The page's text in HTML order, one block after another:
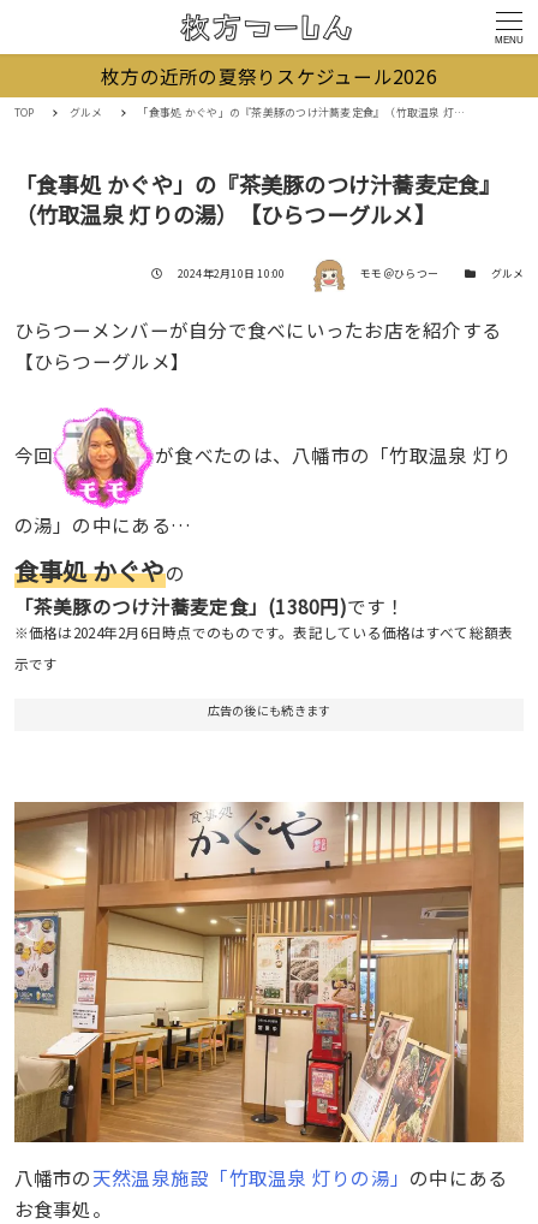
MENU
枚方の近所の夏祭りスケジュール2026
TOP グルメ 「食事処 かぐや」の『茶美豚のつけ汁蕎麦定食』（竹取温泉 灯りの湯）【ひらつーグルメ】
「食事処 かぐや」の『茶美豚のつけ汁蕎麦定食』
（竹取温泉 灯りの湯）【ひらつーグルメ】
投稿日
2024年2月10日 10:00 著者 モモ＠ひらつー カテゴリー
グルメ
ひらつーメンバーが自分で食べにいったお店を紹介する
【ひらつーグルメ】
今回 が食べたのは、八幡市の「竹取温泉 灯り
の湯」の中にある…
食事処 かぐやの
「茶美豚のつけ汁蕎麦定食」(1380円)です！
※価格は2024年2月6日時点でのものです。表記している価格はすべて総額表
示です
広告の後にも続きます
八幡市の天然温泉施設「竹取温泉 灯りの湯」 の中にある
お食事処。